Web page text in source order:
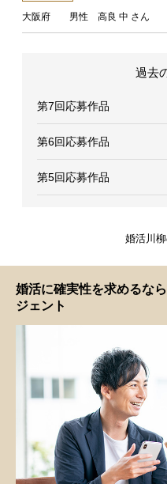
大阪府 男性 高良 中 さん
過去
第7回応募作品
第6回応募作品
第5回応募作品
婚活川
婚活に確実性を求めるなら
ジェント